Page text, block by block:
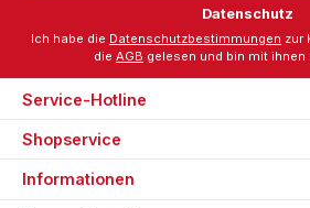
Datenschutz
Ich habe die Datenschutzbestimmungen zur
die AGB gelesen und bin mit ihnen
Service-Hotline
Shopservice
Informationen